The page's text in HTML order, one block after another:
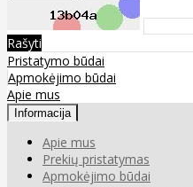
Rašyti
Pristatymo būdai
Apmokėjimo būdai
Apie mus
Informacija
Apie mus
Prekių pristatymas
Apmokėjimo būdai